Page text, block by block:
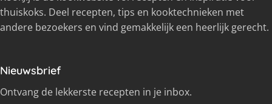
thuiskoks. Deel recepten, tips en kooktechnieken met
andere bezoekers en vind gemakkelijk een heerlijk gerecht.
Nieuwsbrief
Ontvang de lekkerste recepten in je inbox.